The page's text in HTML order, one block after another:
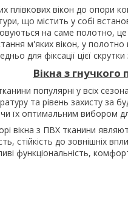
плівкових вікон до опори
що містить у собі
на саме полотно, це
м'яких вікон, у
для фіксації цієї
Вікна з
популярні у всіх
та рівень захисту за
їх оптимальним вибором
вікна з ПВХ тканини
стійкість до зовнішніх
функціональність,